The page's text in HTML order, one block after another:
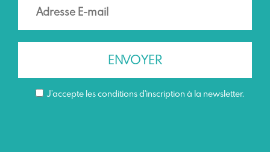
J’accepte les conditions d'inscription à la newsletter.